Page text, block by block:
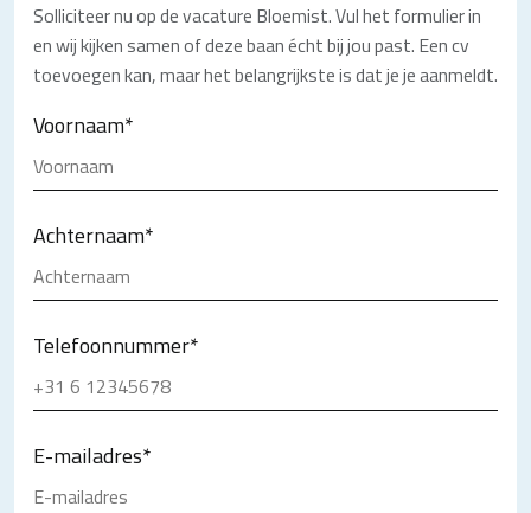
Solliciteer nu op de vacature Bloemist. Vul het formulier in
en wij kijken samen of deze baan écht bij jou past. Een cv
toevoegen kan, maar het belangrijkste is dat je je aanmeldt.
Voornaam*
Achternaam*
Telefoonnummer*
E-mailadres*